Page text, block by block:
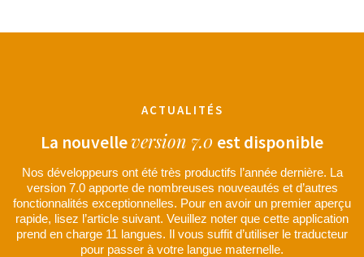
ACTUALITÉS
La nouvelleversion 7.0 est disponible
Nos développeurs ont été très productifs l’année dernière. La
version 7.0 apporte de nombreuses nouveautés et d’autres
fonctionnalités exceptionnelles. Pour en avoir un premier aperçu
rapide, lisez l’article suivant. Veuillez noter que cette application
prend en charge 11 langues. Il vous suffit d’utiliser le traducteur
pour passer à votre langue maternelle.